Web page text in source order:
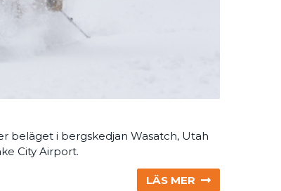
beläget i bergskedjan Wasatch, Utah
City Airport.
LÄS MER